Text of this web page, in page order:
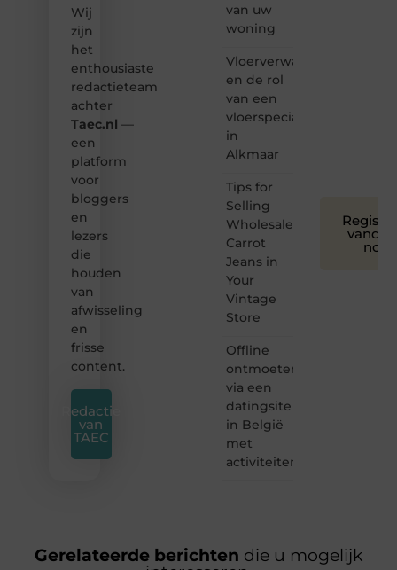
Wij
zijn
het
enthousiaste
redactieteam
achter
Taec.nl —
een
platform
voor
bloggers
en
lezers
die
houden
van
afwisseling
en
frisse
content.
Redactie
van
TAEC
van uw
woning
Vloerverwarming
en de rol
van een
vloerspecialist
in
Alkmaar
Tips for
Selling
Wholesale
Carrot
Jeans in
Your
Vintage
Store
Offline
ontmoeten
via een
datingsite
in België
met
activiteiten
nog
Gerelateerde berichten die u mogelijk